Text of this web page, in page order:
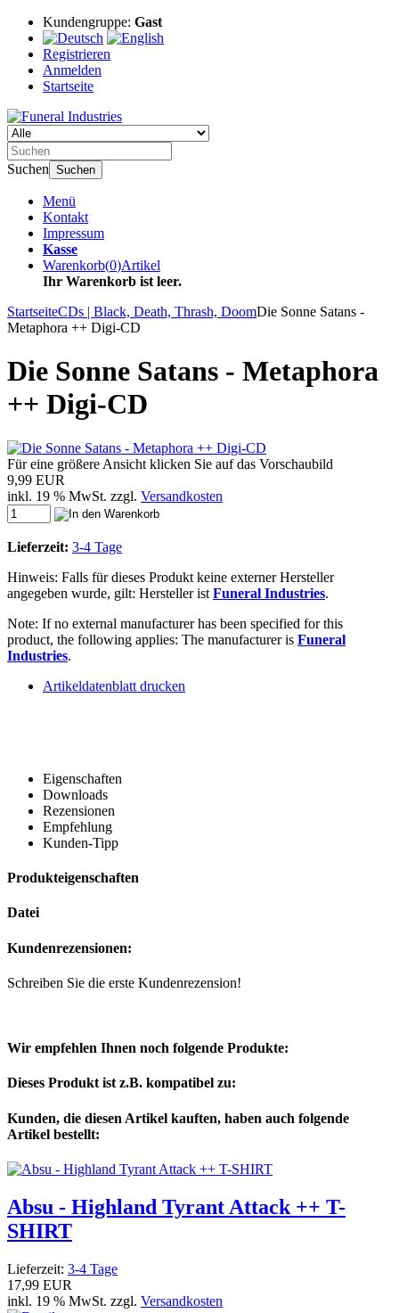
Kundengruppe: Gast
Registrieren
Anmelden
Startseite
Suchen Suchen
Menü
Kontakt
Impressum
Kasse
Warenkorb(0)Artikel
Ihr Warenkorb ist leer.
StartseiteCDs | Black, Death, Thrash, DoomDie Sonne Satans -
Metaphora ++ Digi-CD
Die Sonne Satans - Metaphora
++ Digi-CD
Für eine größere Ansicht klicken Sie auf das Vorschaubild
9,99 EUR
inkl. 19 % MwSt. zzgl. Versandkosten
Lieferzeit: 3-4 Tage
Hinweis: Falls für dieses Produkt keine externer Hersteller
angegeben wurde, gilt: Hersteller ist Funeral Industries.
Note: If no external manufacturer has been specified for this
product, the following applies: The manufacturer is Funeral
Industries.
Artikeldatenblatt drucken
Eigenschaften
Downloads
Rezensionen
Empfehlung
Kunden-Tipp
Produkteigenschaften
Datei
Kundenrezensionen:
Schreiben Sie die erste Kundenrezension!
Wir empfehlen Ihnen noch folgende Produkte:
Dieses Produkt ist z.B. kompatibel zu:
Kunden, die diesen Artikel kauften, haben auch folgende
Artikel bestellt:
Absu - Highland Tyrant Attack ++ T-
SHIRT
Lieferzeit: 3-4 Tage
17,99 EUR
inkl. 19 % MwSt. zzgl. Versandkosten